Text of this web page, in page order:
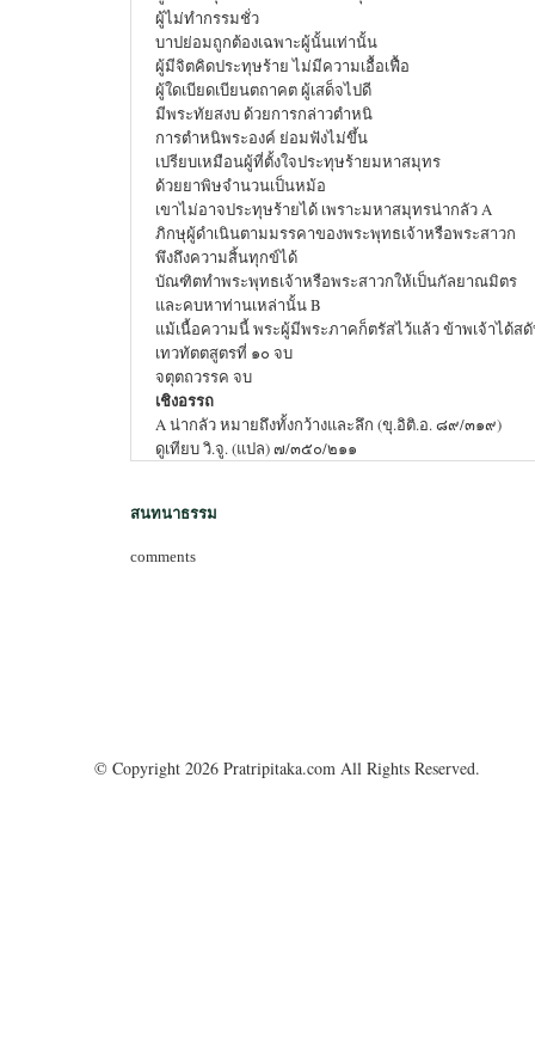
ผู้ไม่ทำกรรมชั่ว
บาปย่อมถูกต้องเฉพาะผู้นั้นเท่านั้น
ผู้มีจิตคิดประทุษร้าย ไม่มีความเอื้อเฟื้อ
ผู้ใดเบียดเบียนตถาคต ผู้เสด็จไปดี
มีพระทัยสงบ ด้วยการกล่าวตำหนิ
การตำหนิพระองค์ ย่อมฟังไม่ขึ้น
เปรียบเหมือนผู้ที่ตั้งใจประทุษร้ายมหาสมุทร
ด้วยยาพิษจำนวนเป็นหม้อ
เขาไม่อาจประทุษร้ายได้ เพราะมหาสมุทรน่ากลัว A
ภิกษุผู้ดำเนินตามมรรคาของพระพุทธเจ้าหรือพระสาวก
พึงถึงความสิ้นทุกข์ได้
บัณฑิตทำพระพุทธเจ้าหรือพระสาวกให้เป็นกัลยาณมิตร
และคบหาท่านเหล่านั้น B
แม้เนื้อความนี้ พระผู้มีพระภาคก็ตรัสไว้แล้ว ข้าพเจ้าได้ส
เทวทัตตสูตรที่ ๑๐ จบ
จตุตถวรรค จบ
เชิงอรรถ
A น่ากลัว หมายถึงทั้งกว้างและลึก (ขุ.อิติ.อ. ๘๙/๓๑๙)
ดูเทียบ วิ.จู. (แปล) ๗/๓๕๐/๒๑๑
สนทนาธรรม
comments
© Copyright 2026 Pratripitaka.com All Rights Reserved.